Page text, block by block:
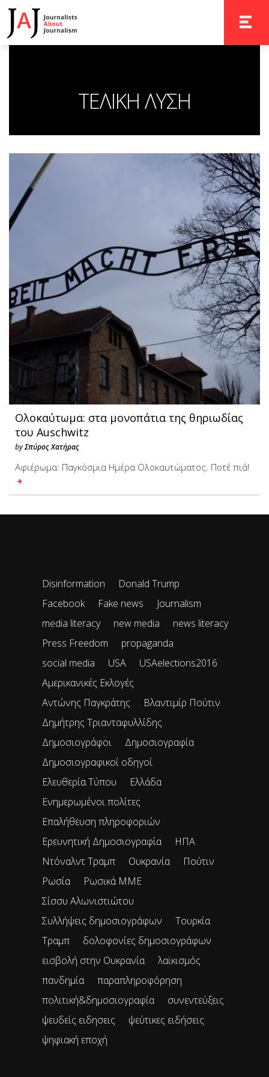
ΤΕΛΙΚΗ ΛΥΣΗ
Ολοκαύτωμα: στα μονοπάτια της θηριωδίας
του Auschwitz
byΣπύρος Χατήρας
Αφιέρωμα: Παγκόσμια Ημέρα Ολοκαυτώματος. Ποτέ πιά!
Disinformation
Donald Trump
Facebook
Fake news
Journalism
media literacy
new media
news literacy
Press Freedom
propaganda
social media
USA
USAelections2016
Αμερικανικές Εκλογές
Αντώνης Παγκράτης
Βλαντιμίρ Πούτιν
Δημήτρης Τριανταφυλλίδης
Δημοσιογράφοι
Δημοσιογραφία
Δημοσιογραφικοί οδηγοί
Ελευθερία Τύπου
Ελλάδα
Ενημερωμένοι πολίτες
Επαλήθευση πληροφοριών
Ερευνητική Δημοσιογραφία
ΗΠΑ
Ντόναλντ Τραμπ
Ουκρανία
Πούτιν
Ρωσία
Ρωσικά ΜΜΕ
Σίσσυ Αλωνιστιώτου
Συλλήψεις δημοσιογράφων
Τουρκία
Τραμπ
δολοφονίες δημοσιογράφων
εισβολή στην Ουκρανία
λαϊκισμός
πανδημία
παραπληροφόρηση
πολιτική&δημοσιογραφία
συνεντεύξεις
ψευδείς ειδησεις
ψεύτικες ειδήσεις
ψηφιακή εποχή